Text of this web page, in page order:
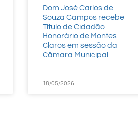
Dom José Carlos de
Souza Campos recebe
Título de Cidadão
Honorário de Montes
Claros em sessão da
Câmara Municipal
18/05/2026